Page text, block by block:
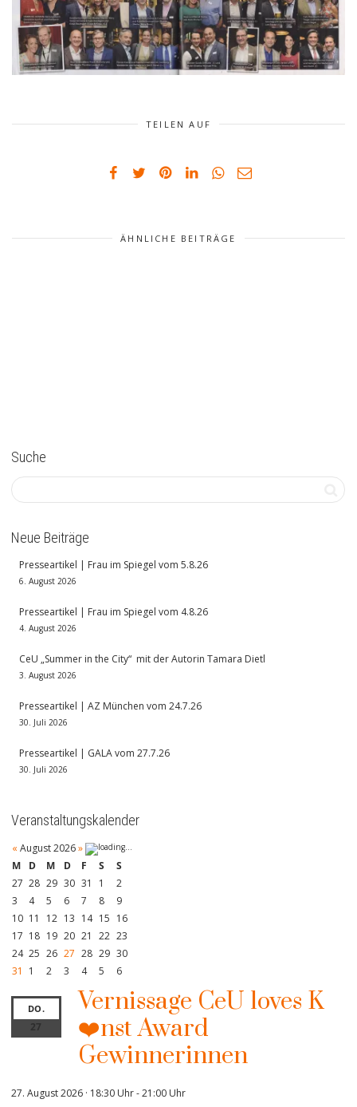
TEILEN AUF
ÄHNLICHE BEITRÄGE
Suche
Neue Beiträge
Presseartikel | Frau im Spiegel vom 5.8.26
6. August 2026
Presseartikel | Frau im Spiegel vom 4.8.26
4. August 2026
CeU „Summer in the City“ mit der Autorin Tamara Dietl
3. August 2026
Presseartikel | AZ München vom 24.7.26
30. Juli 2026
Presseartikel | GALA vom 27.7.26
30. Juli 2026
Veranstaltungskalender
« August 2026»
M
D M D F S
S
27 28 29 30 31 1
2
3
4 5 6 7 8
9
10 11 12 13 14 15 16
17 18 19 20 21 22 23
24 25 26 27 28 29 30
31
1 2 3 4 5 6
DO.
27
Vernissage CeU loves K
❤️nst Award
Gewinnerinnen
27. August 2026 · 18:30 Uhr-21:00 Uhr